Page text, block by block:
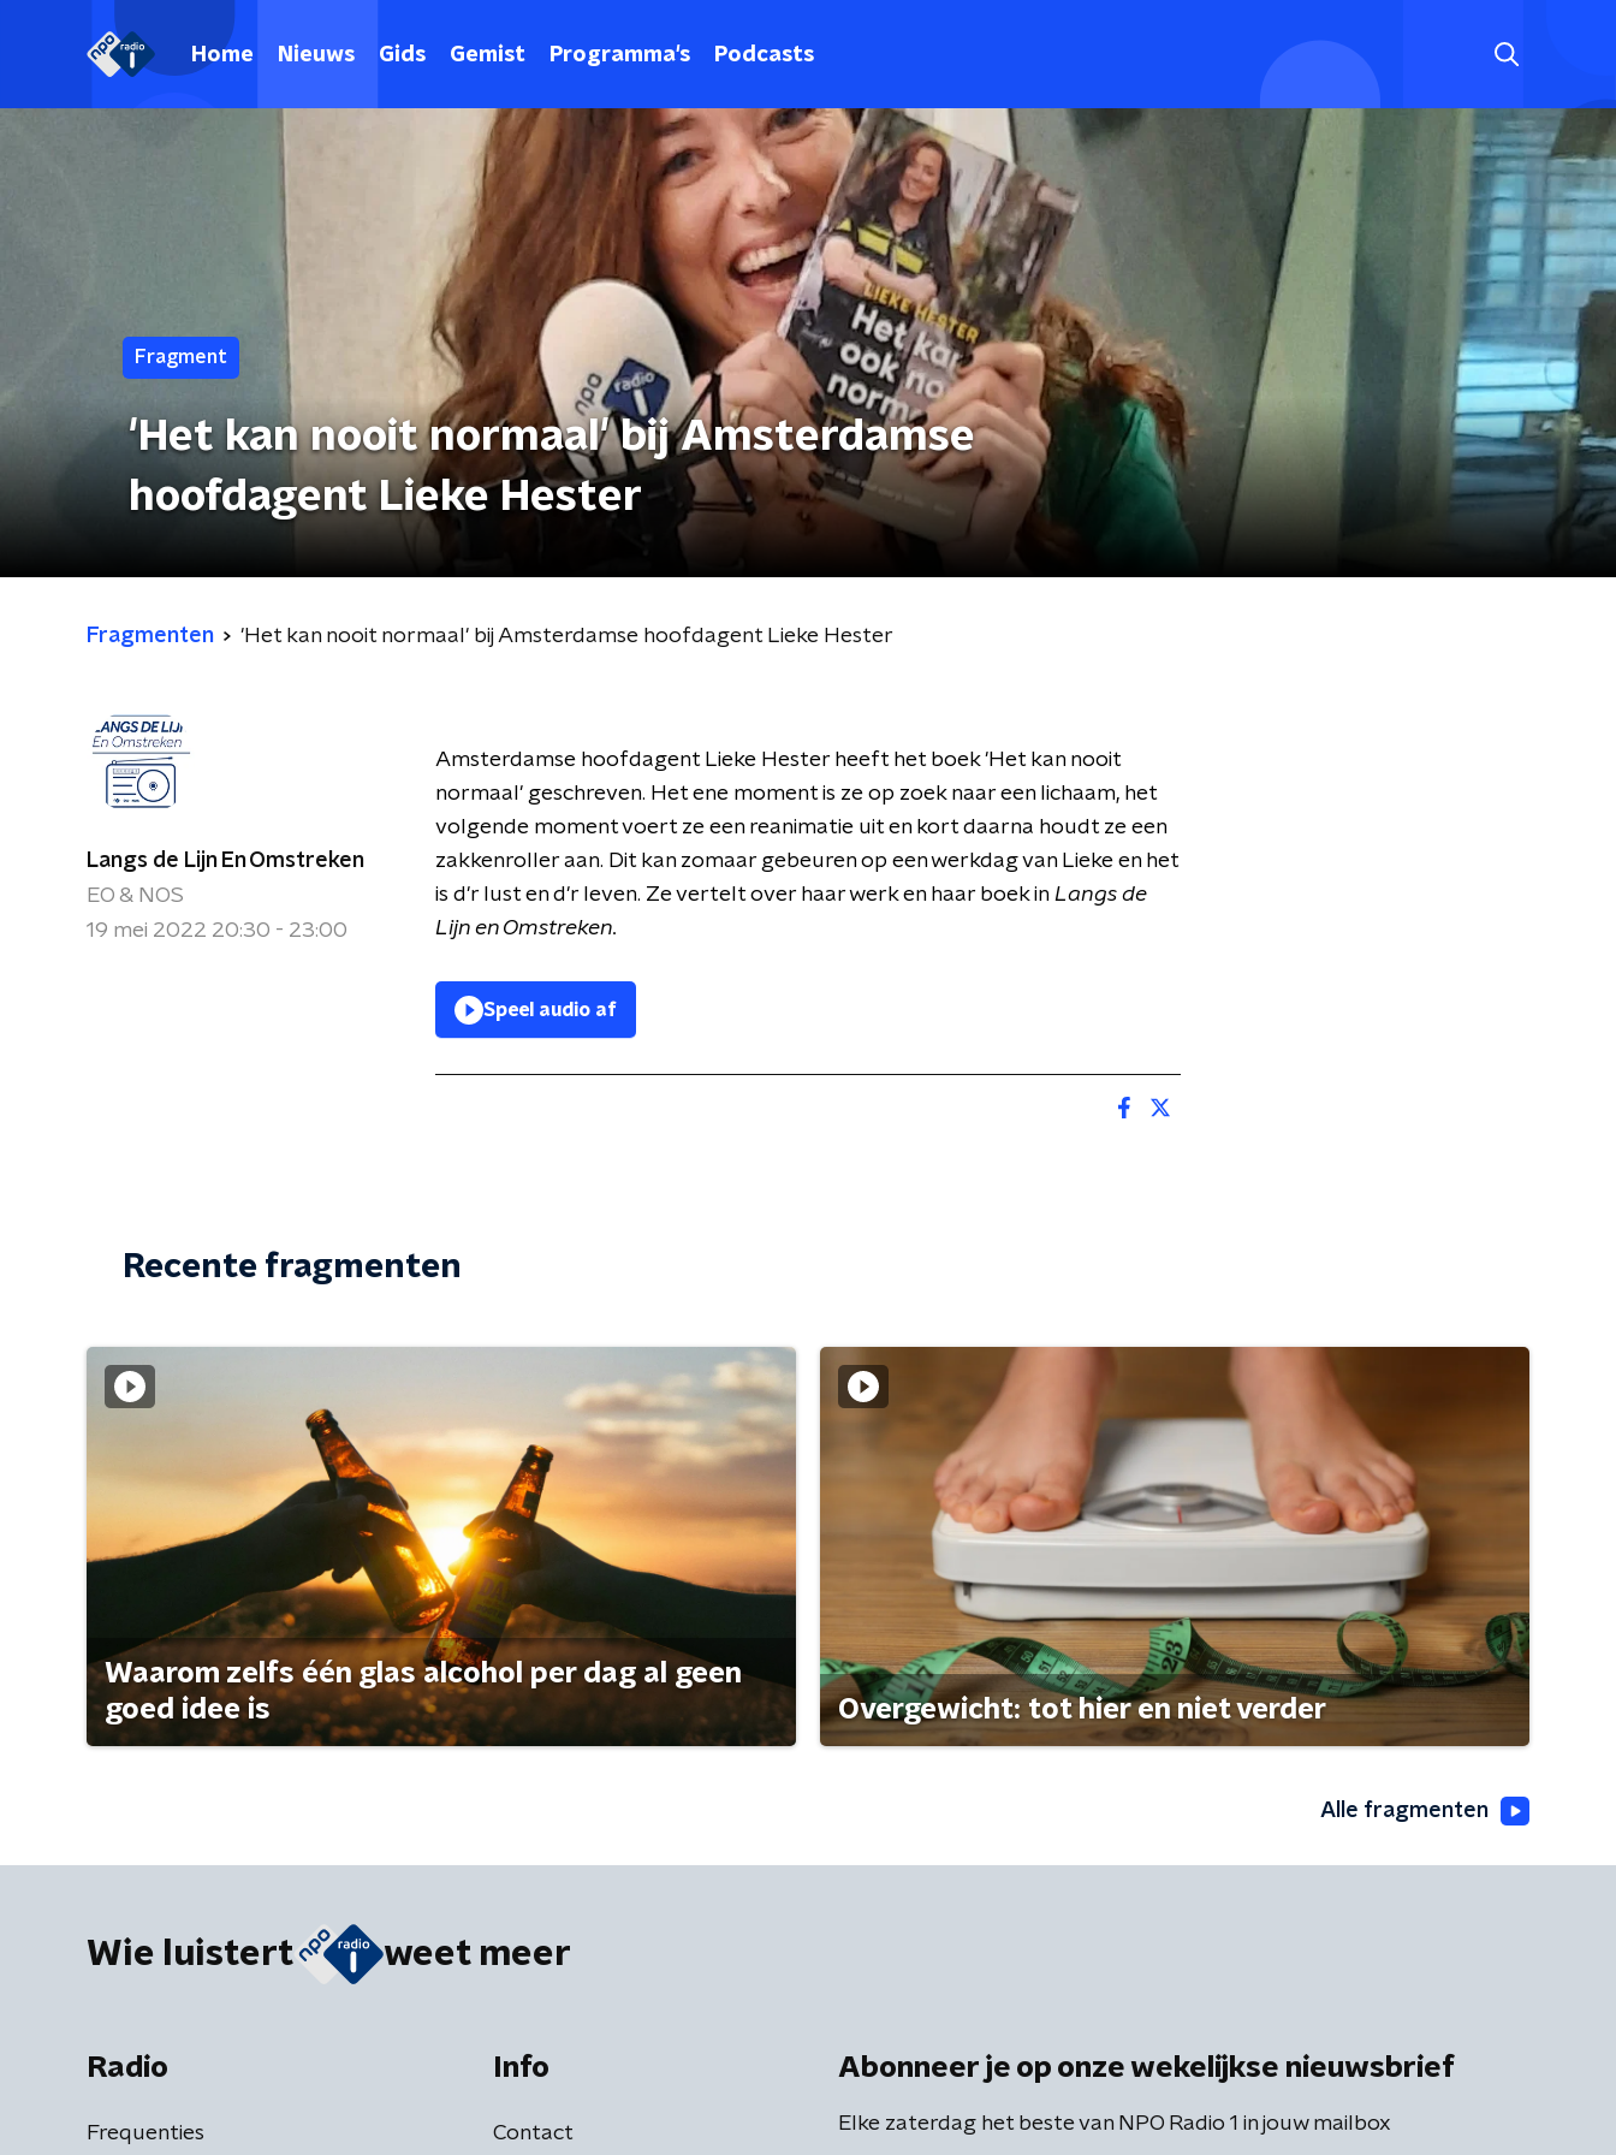
Home Nieuws Gids Gemist Programma's Podcasts
Fragment
'Het kan nooit normaal' bij Amsterdamse
hoofdagent Lieke Hester
Fragmenten 'Het kan nooit normaal' bij Amsterdamse hoofdagent Lieke Hester
Langs de Lijn En Omstreken
EO & NOS
19 mei 2022 20:30 - 23:00
Amsterdamse hoofdagent Lieke Hester heeft het boek 'Het kan nooit
normaal' geschreven. Het ene moment is ze op zoek naar een lichaam, het
volgende moment voert ze een reanimatie uit en kort daarna houdt ze een
zakkenroller aan. Dit kan zomaar gebeuren op een werkdag van Lieke en het
is d'r lust en d'r leven. Ze vertelt over haar werk en haar boek in Langs de
Lijn en Omstreken.
Speel audio af
Recente fragmenten
Waarom zelfs één glas alcohol per dag al geen
goed idee is
Overgewicht: tot hier en niet verder
Alle fragmenten
Wie luistert weet meer
Radio
Frequenties
Info
Contact
Abonneer je op onze wekelijkse nieuwsbrief
Elke zaterdag het beste van NPO Radio 1 in jouw mailbox